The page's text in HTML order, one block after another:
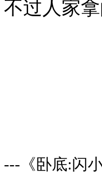
不过人家
---《卧底:闪